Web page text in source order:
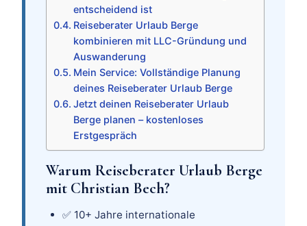
entscheidend ist
Reiseberater Urlaub Berge
kombinieren mit LLC-Gründung und
Auswanderung
Mein Service: Vollständige Planung
deines Reiseberater Urlaub Berge
Jetzt deinen Reiseberater Urlaub
Berge planen – kostenloses
Erstgespräch
Warum Reiseberater Urlaub Berge
mit Christian Bech?
✅ 10+ Jahre internationale